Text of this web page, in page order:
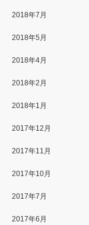
2018年7月
2018年5月
2018年4月
2018年2月
2018年1月
2017年12月
2017年11月
2017年10月
2017年7月
2017年6月